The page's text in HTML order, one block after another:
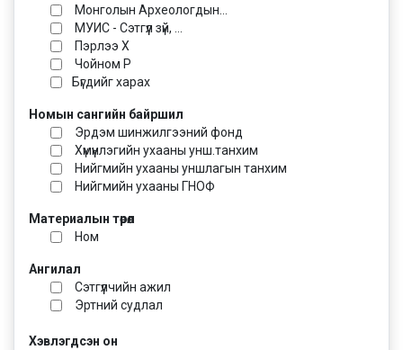
Монголын Археологдын...
МУИС - Сэтгүүл зүй, ...
Пэрлээ Х
Чойном Р
Бүгдийг харах
Номын сангийн байршил
Эрдэм шинжилгээний фонд
Хүмүүнлэгийн ухааны унш.танхим
Нийгмийн ухааны уншлагын танхим
Нийгмийн ухааны ГНОФ
Материалын төрөл
Ном
Ангилал
Сэтгүүлчийн ажил
Эртний судлал
Хэвлэгдсэн он